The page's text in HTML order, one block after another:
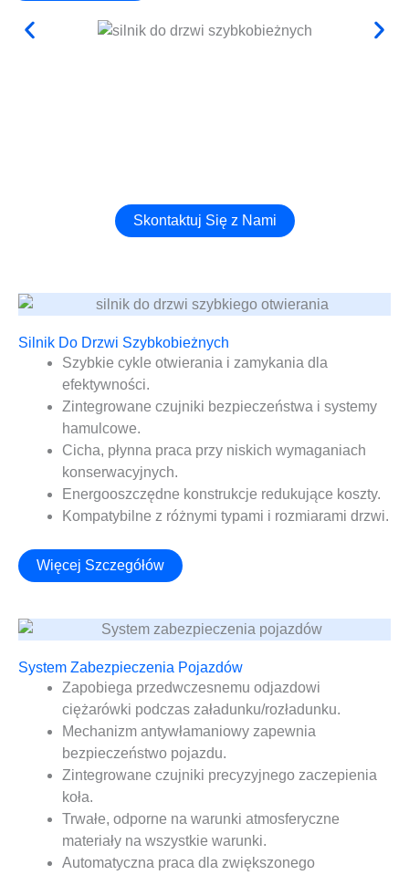
Skontaktuj Się z Nami
Silnik Do Drzwi Szybkobieżnych
Szybkie cykle otwierania i zamykania dla
efektywności.
Zintegrowane czujniki bezpieczeństwa i systemy
hamulcowe.
Cicha, płynna praca przy niskich wymaganiach
konserwacyjnych.
Energooszczędne konstrukcje redukujące koszty.
Kompatybilne z różnymi typami i rozmiarami drzwi.
Więcej Szczegółów
System Zabezpieczenia Pojazdów
Zapobiega przedwczesnemu odjazdowi
ciężarówki podczas załadunku/rozładunku.
Mechanizm antywłamaniowy zapewnia
bezpieczeństwo pojazdu.
Zintegrowane czujniki precyzyjnego zaczepienia
koła.
Trwałe, odporne na warunki atmosferyczne
materiały na wszystkie warunki.
Automatyczna praca dla zwiększonego